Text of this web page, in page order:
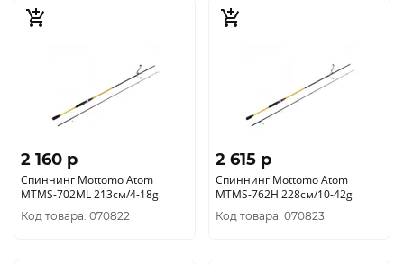
2 160 p
Спиннинг Mottomo Atom
MTMS-702ML 213см/4-18g
Код товара: 070822
2 615 p
Спиннинг Mottomo Atom
MTMS-762H 228см/10-42g
Код товара: 070823